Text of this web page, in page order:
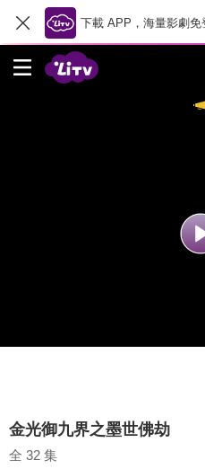
下載 APP，海量影劇免
金光御九界之墨世佛劫
全 32 集